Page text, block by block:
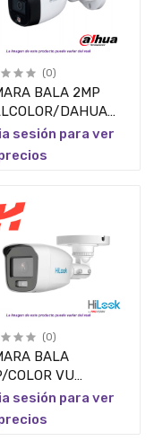
(0)
BALA 2MP
DAHUA
A-LED-
MICROF/107.8
EXT
sesión para ver
(0)
BALA
COLOR VU
HILOOK/102
LENTE
POLICARBONATO
sesión para ver